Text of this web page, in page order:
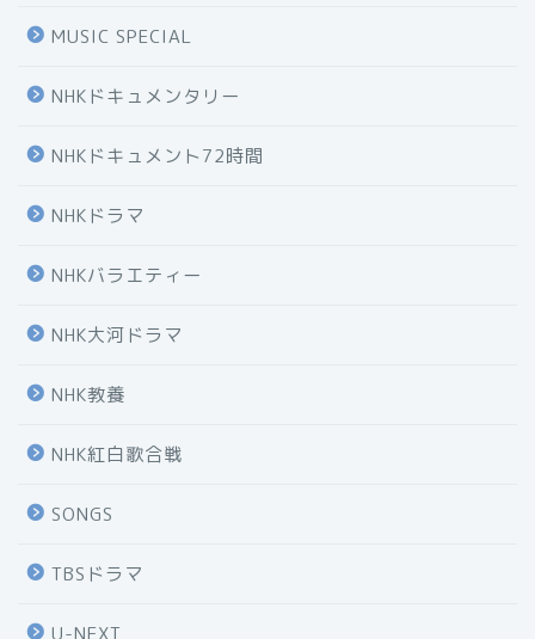
MUSIC SPECIAL
NHKドキュメンタリー
NHKドキュメント72時間
NHKドラマ
NHKバラエティー
NHK大河ドラマ
NHK教養
NHK紅白歌合戦
SONGS
TBSドラマ
U-NEXT